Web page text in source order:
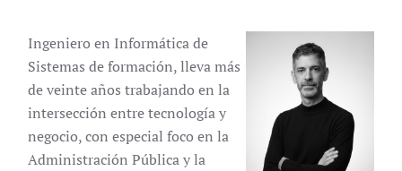
Ingeniero en Informática de
Sistemas de formación, lleva más
de veinte años trabajando en la
intersección entre tecnología y
negocio, con especial foco en la
Administración Pública y la